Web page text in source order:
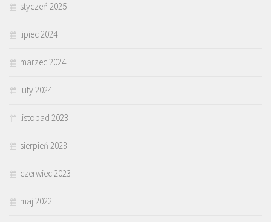
styczeń 2025
lipiec 2024
marzec 2024
luty 2024
listopad 2023
sierpień 2023
czerwiec 2023
maj 2022